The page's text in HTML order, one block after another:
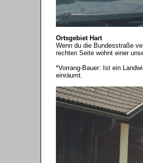
Ortsgebiet Hart
Wenn du die Bundesstraße
rechten Seite wohnt einer
*Vorrang-Bauer: Ist ein
einräumt.